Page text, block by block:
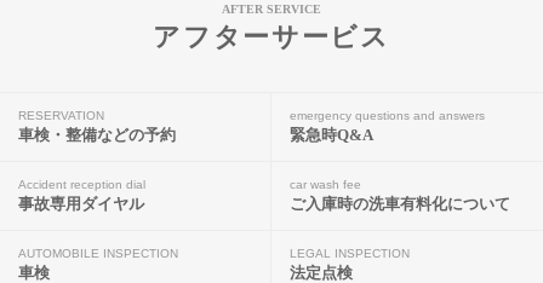
AFTER SERVICE
アフターサービス
RESERVATION
車検・整備などの予約
emergency questions and answers
緊急時Q&A
Accident reception dial
事故専用ダイヤル
car wash fee
ご入庫時の洗車有料化について
AUTOMOBILE INSPECTION
車検
LEGAL INSPECTION
法定点検